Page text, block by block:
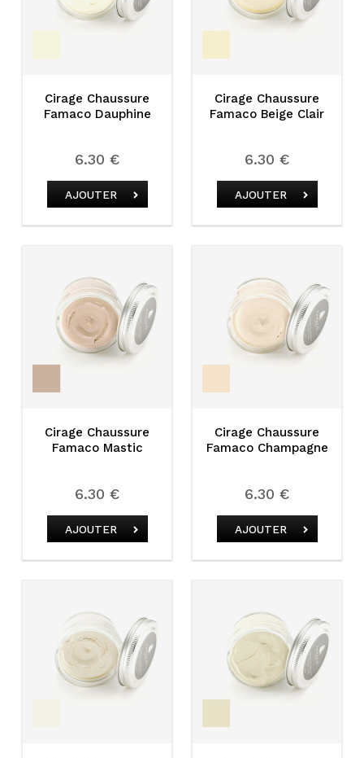
Cirage Chaussure
Famaco Dauphine
6.30 €
AJOUTER
Cirage Chaussure
Famaco Beige Clair
6.30 €
AJOUTER
Cirage Chaussure
Famaco Mastic
6.30 €
AJOUTER
Cirage Chaussure
Famaco Champagne
6.30 €
AJOUTER